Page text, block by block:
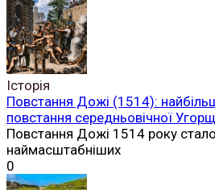
Історія
Повстання Дожі (1514):
повстання середньовічної
Повстання Дожі 1514 року
наймасштабніших
0